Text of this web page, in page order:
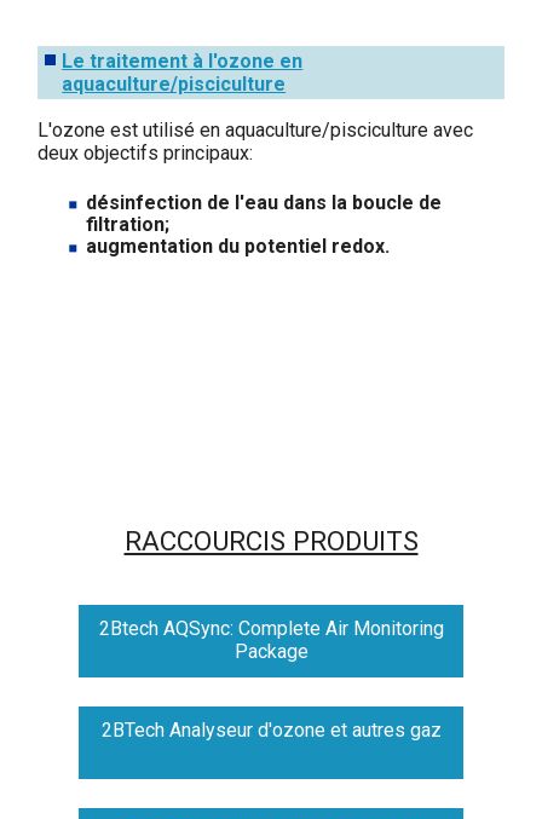
Le traitement à l'ozone en
aquaculture/pisciculture
L'ozone est utilisé en aquaculture/pisciculture avec
deux objectifs principaux:
désinfection de l'eau dans la boucle de
filtration;
augmentation du potentiel redox.
RACCOURCIS PRODUITS
2Btech AQSync: Complete Air Monitoring
Package
2BTech Analyseur d'ozone et autres gaz